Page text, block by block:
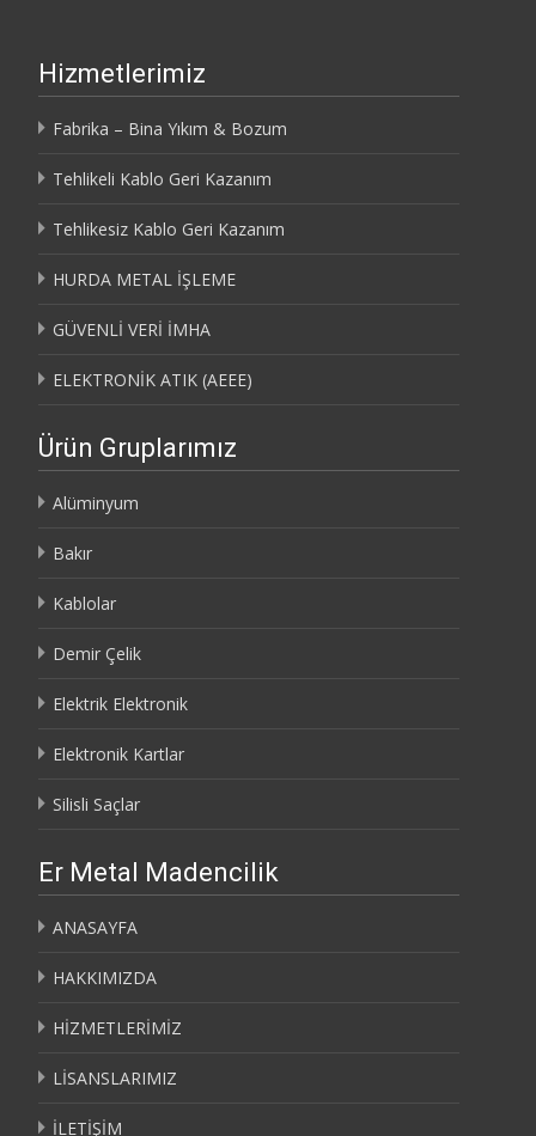
Hizmetlerimiz
Fabrika – Bina Yıkım & Bozum
Tehlikeli Kablo Geri Kazanım
Tehlikesiz Kablo Geri Kazanım
HURDA METAL İŞLEME
GÜVENLİ VERİ İMHA
ELEKTRONİK ATIK (AEEE)
Ürün Gruplarımız
Alüminyum
Bakır
Kablolar
Demir Çelik
Elektrik Elektronik
Elektronik Kartlar
Silisli Saçlar
Er Metal Madencilik
ANASAYFA
HAKKIMIZDA
HİZMETLERİMİZ
LİSANSLARIMIZ
İLETİŞİM